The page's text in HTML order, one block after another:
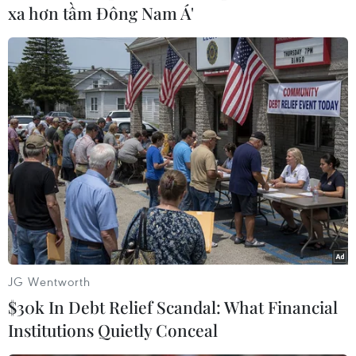
đã yêu cầu phải có sựthay đổi. Họ đã đưa tên
mình vào chiến dịch vận động qua mạng ở
địachỉ www.change.org, kêu gọi USDA "dừng
ngay việc sử dụng thịt bò xaycó chất nhớt hồng
trong chương trình ăn trưa tại trường học."
"Trẻ conđang đi học phải được cho ăn bằng các
thực phẩm thực thụ, chứ khôngphải thứ thịt vụn
mà người ta vẫn dùng trong thức ăn của chó" -
mộtnhân vật tên Andrew Golub ở Texas nói.
"Lý do duy nhất nó được trở thành thức ăn là vì
mức giá siêu rẻ mà bêncung cấp hàng đưa ra và
nó có thể tạo nên lợi nhuận khổng lồ cho
cáccông ty làm nên thứ thịt này" - blogger
Bettina Siegel ở trang
xa hơn tầm Đông Nam Á'
JG Wentworth
$30k In Debt Relief Scandal: What Financial
Institutions Quietly Conceal